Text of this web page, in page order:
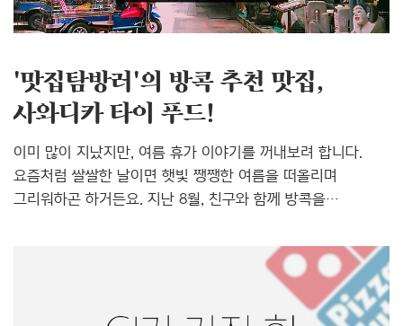
엄청나게 큰 물건이죠. 그래서 가까이에서 찍으면 차가
‘찐빵’처럼 뭉개져요..
'맛집탐방러'의 방콕 추천 맛집,
사와디카 타이 푸드!
이미 많이 지났지만, 여름 휴가 이야기를 꺼내보려 합니다.
요즘처럼 쌀쌀한 날이면 햇빛 쨍쨍한 여름을 떠올리며
그리워하곤 하거든요. 지난 8월, 친구와 함께 방콕을
못하는 거 아니냐, 라고 완곡하게 표현했지만, 실제로는 타
죽는 것 아니냐, 는 주위의 우려와 달리저는 가기 전부터
기대로 가득 차 있었습니다. 그 이유는 단순했습니다. 좋아하는
타이 푸드를 오리지널로 만날 수 있기 때문입니다. ‘싸랑해요